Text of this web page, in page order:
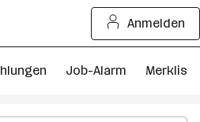
Anmelden
Job-Alarm Merkliste